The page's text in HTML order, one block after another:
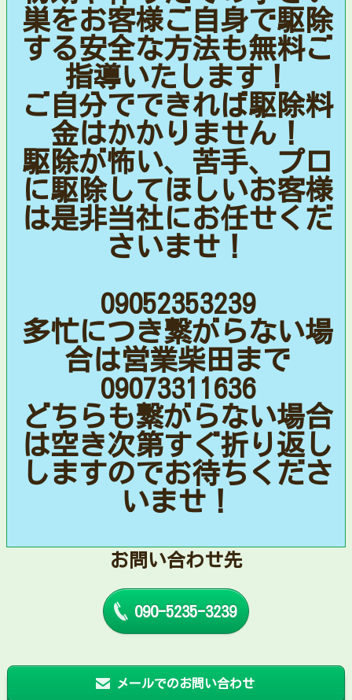
巣をお客様ご自身で駆除
する安全な方法も無料ご
指導いたします！
ご自分でできれば駆除料
金はかかりません！
駆除が怖い、苦手、プロ
に駆除してほしいお客様
は是非当社にお任せくだ
さいませ！
09052353239
多忙につき繋がらない場
合は営業柴田まで
09073311636
どちらも繋がらない場合
は空き次第すぐ折り返し
しますのでお待ちくださ
いませ！
お問い合わせ先
090-5235-3239
メールでのお問い合わせ